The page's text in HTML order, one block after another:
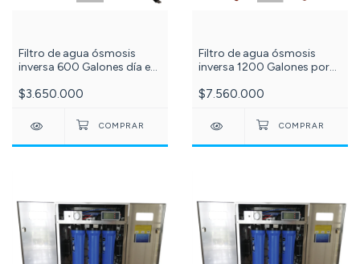
Filtro de agua ósmosis
inversa 600 Galones día en
inoxidable PuriPlus c -622-
$3.650.000
Filtro de agua ósmosis
inversa 1200 Galones por
Ultravioleta de 25w en
c -529-
$7.560.000